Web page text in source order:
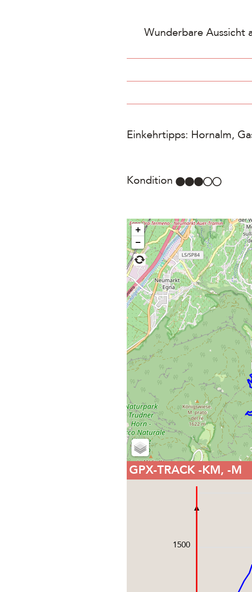
Wunderbare Aussicht
Einkehrtipps: Hornalm,
Kondition
+
−
GPX-TRACK-KM, -M
1500